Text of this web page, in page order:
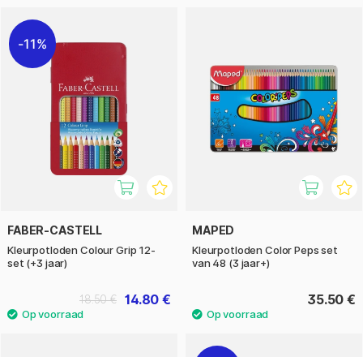
11%
FABER-CASTELL
Kleurpotloden Colour Grip 12-
set (+3 jaar)
14.80 €
18.50 €
MAPED
Kleurpotloden Color Peps set
van 48 (3 jaar+)
35.50 €